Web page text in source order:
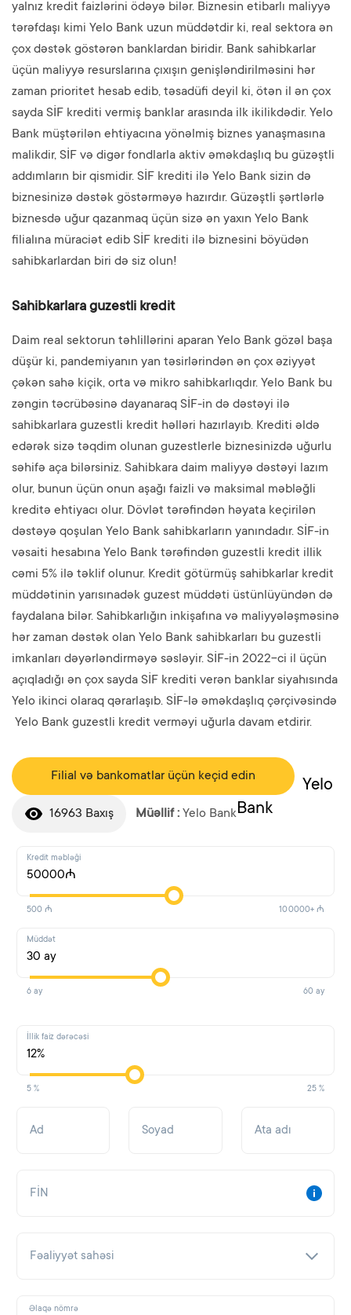
yalnız kredit faizlərini ödəyə bilər. Biznesin etibarlı maliyyə
tərəfdaşı kimi Yelo Bank uzun müddətdir ki, real sektora ən
çox dəstək göstərən banklardan biridir. Bank sahibkarlar
üçün maliyyə resurslarına çıxışın genişləndirilməsini hər
zaman prioritet hesab edib, təsadüfi deyil ki, ötən il ən çox
sayda SİF krediti vermiş banklar arasında ilk ikilikdədir. Yelo
Bank müştərilən ehtiyacına yönəlmiş biznes yanaşmasına
malikdir, SİF və digər fondlarla aktiv əməkdaşlıq bu güzəştli
addımların bir qismidir. SİF krediti ilə Yelo Bank sizin də
biznesinizə dəstək göstərməyə hazırdır. Güzəştli şərtlərlə
biznesdə uğur qazanmaq üçün sizə ən yaxın Yelo Bank
filialına müraciət edib SİF krediti ilə biznesini böyüdən
sahibkarlardan biri də siz olun!
Sahibkarlara guzestli kredit
Daim real sektorun təhlillərini aparan Yelo Bank gözəl başa
düşür ki, pandemiyanın yan təsirlərindən ən çox əziyyət
çəkən sahə kiçik, orta və mikro sahibkarlıqdır. Yelo Bank bu
zəngin təcrübəsinə dayanaraq SİF-in də dəstəyi ilə
sahibkarlara guzestli kredit həlləri hazırlayıb. Krediti əldə
edərək sizə təqdim olunan guzestlerle biznesinizdə uğurlu
səhifə aça bilərsiniz. Sahibkara daim maliyyə dəstəyi lazım
olur, bunun üçün onun aşağı faizli və maksimal məbləğli
kreditə ehtiyacı olur. Dövlət tərəfindən həyata keçirilən
dəstəyə qoşulan Yelo Bank sahibkarların yanındadır. SİF-in
vəsaiti hesabına Yelo Bank tərəfindən guzestli kredit illik
cəmi 5% ilə təklif olunur. Kredit götürmüş sahibkarlar kredit
müddətinin yarısınadək guzest müddəti üstünlüyündən də
faydalana bilər. Sahibkarlığın inkişafına və maliyyələşməsinə
hər zaman dəstək olan Yelo Bank sahibkarları bu guzestli
imkanları dəyərləndirməyə səsləyir. SİF-in 2022-ci il üçün
açıqladığı ən çox sayda SİF krediti verən banklar siyahısında
Yelo ikinci olaraq qərarlaşıb. SİF-lə əməkdaşlıq çərçivəsində
Yelo Bank guzestli kredit verməyi uğurla davam etdirir.
Filial və bankomatlar üçün keçid edin
16963 Baxış Müəllif : Yelo Bank
Yelo
Bank
Kredit məbləği
50000₼
500 ₼ 100000+ ₼
Müddət
30 ay
6 ay 60 ay
İllik faiz dərəcəsi
12%
5 % 25 %
Ad Soyad Ata adı
FİN
Fəaliyyət sahəsi
Əlaqə nömrə